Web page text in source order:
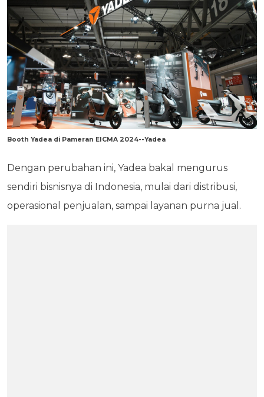
Booth Yadea di Pameran EICMA 2024--Yadea
Dengan perubahan ini, Yadea bakal mengurus
sendiri bisnisnya di Indonesia, mulai dari distribusi,
operasional penjualan, sampai layanan purna jual.